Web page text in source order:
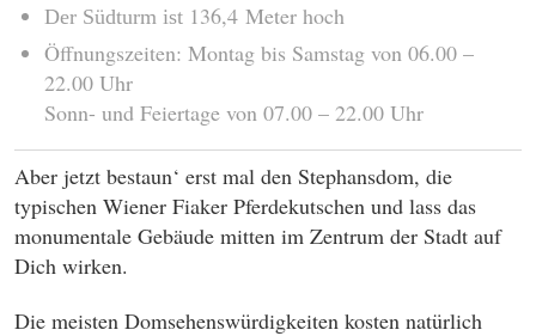
Der Südturm ist 136,4 Meter hoch
Öffnungszeiten: Montag bis Samstag von 06.00 –
22.00 Uhr
Sonn- und Feiertage von 07.00 – 22.00 Uhr
Aber jetzt bestaun‘ erst mal den Stephansdom, die
typischen Wiener Fiaker Pferdekutschen und lass das
monumentale Gebäude mitten im Zentrum der Stadt auf
Dich wirken.
Die meisten Domsehenswürdigkeiten kosten natürlich